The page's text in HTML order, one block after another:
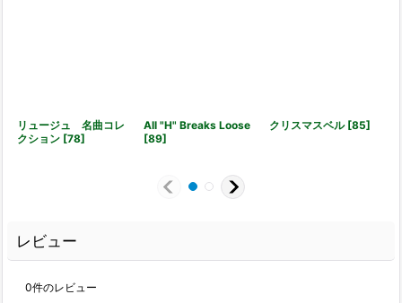
リュージュ 名曲コレ
クション [78]
All "H" Breaks Loose
[89]
クリスマスベル [85]
レビュー
0件のレビュー